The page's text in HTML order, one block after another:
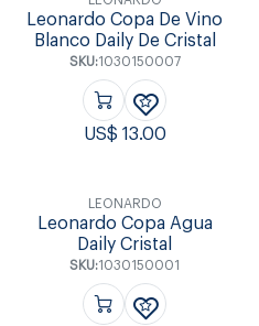
Leonardo Copa De Vino
Blanco Daily De Cristal
SKU:1030150007
US$ 13.00
LEONARDO
Leonardo Copa Agua
Daily Cristal
SKU:1030150001